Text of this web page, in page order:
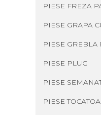
PIESE FREZA
PIESE GRAPA
PIESE GREBLA
PIESE PLUG
PIESE
PIESE